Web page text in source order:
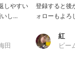
しやすい
し...
田
登録すると後
ォローもよ
紅
ビー